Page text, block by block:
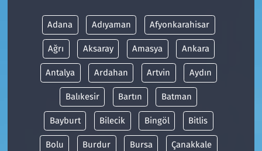
Adana Adıyaman Afyonkarahisar
Ağrı Aksaray Amasya Ankara
Antalya Ardahan Artvin Aydın
Balıkesir Bartın Batman
Bayburt Bilecik Bingöl Bitlis
Bolu Burdur Bursa Çanakkale